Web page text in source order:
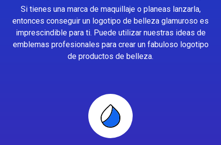
Si tienes una marca de maquillaje o planeas lanzarla,
entonces conseguir un logotipo de belleza glamuroso es
imprescindible para ti. Puede utilizar nuestras ideas de
emblemas profesionales para crear un fabuloso logotipo
de productos de belleza.